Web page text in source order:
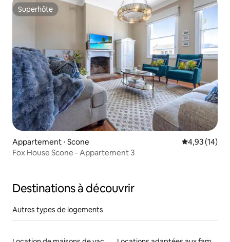
Superhôte
Superhôte
Appartement ⋅ Scone Évaluation
4,93 (14)
Fox House Scone - Appartement 3
Destinations à découvrir
Autres types de logements